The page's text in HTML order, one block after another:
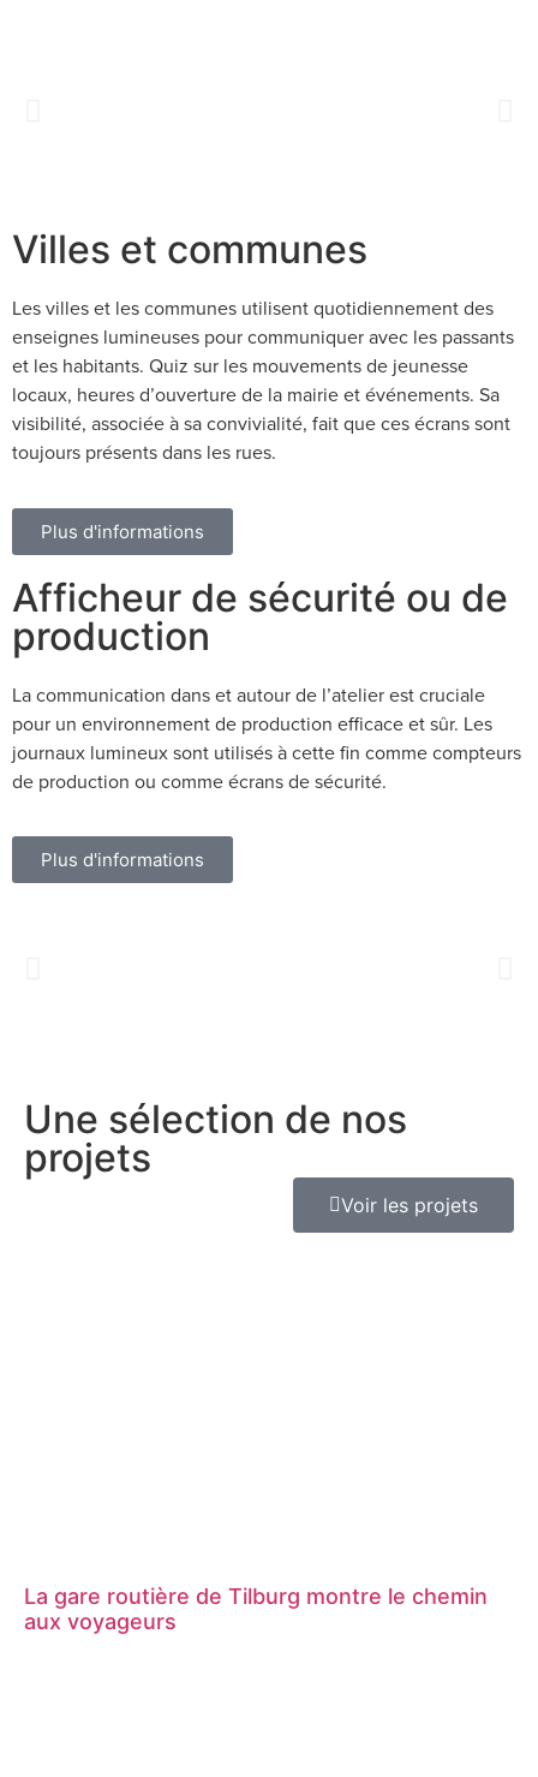
Villes et communes
Les villes et les communes utilisent quotidiennement des
enseignes lumineuses pour communiquer avec les passants
et les habitants. Quiz sur les mouvements de jeunesse
locaux, heures d’ouverture de la mairie et événements. Sa
visibilité, associée à sa convivialité, fait que ces écrans sont
toujours présents dans les rues.
Plus d'informations
Afficheur de sécurité ou de
production
La communication dans et autour de l’atelier est cruciale
pour un environnement de production efficace et sûr. Les
journaux lumineux sont utilisés à cette fin comme compteurs
de production ou comme écrans de sécurité.
Plus d'informations
Une sélection de nos
projets
Voir les projets
La gare routière de Tilburg montre le chemin
aux voyageurs